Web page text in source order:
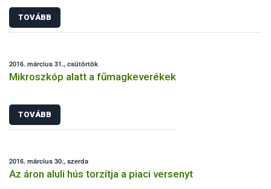
TOVÁBB
2016. március 31., csütörtök
Mikroszkóp alatt a fűmagkeverékek
TOVÁBB
2016. március 30., szerda
Az áron aluli hús torzítja a piaci versenyt